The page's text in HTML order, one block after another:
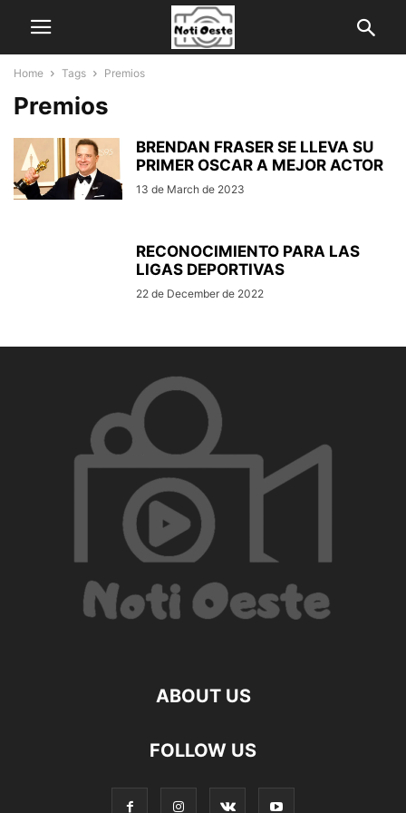
Home Tags Premios
Premios
BRENDAN FRASER SE LLEVA SU
PRIMER OSCAR A MEJOR ACTOR
13 de March de 2023
RECONOCIMIENTO PARA LAS
LIGAS DEPORTIVAS
22 de December de 2022
ABOUT US
FOLLOW US